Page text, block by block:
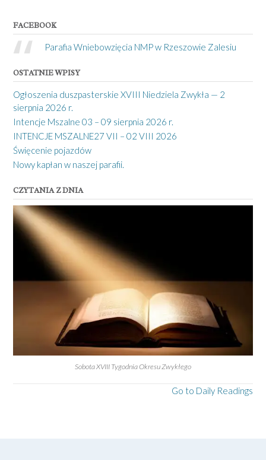
FACEBOOK
Parafia Wniebowzięcia NMP w Rzeszowie Zalesiu
OSTATNIE WPISY
Ogłoszenia duszpasterskie XVIII Niedziela Zwykła — 2
sierpnia 2026 r.
Intencje Mszalne 03 – 09 sierpnia 2026 r.
INTENCJE MSZALNE27 VII – 02 VIII 2026
Święcenie pojazdów
Nowy kapłan w naszej parafii.
CZYTANIA Z DNIA
Sobota XVIII Tygodnia Okresu Zwykłego
Go to Daily Readings